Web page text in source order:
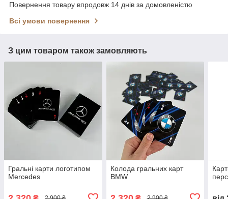
Повернення товару впродовж 14 днів за домовленістю
Всі умови повернення
З цим товаром також замовляють
Гральні карти логотипом
Mercedes
Колода гральних карт
BMW